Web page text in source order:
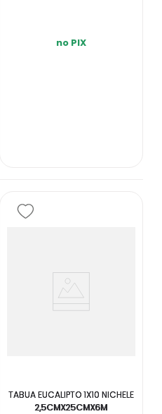
no PIX
TABUA EUCALIPTO 1X10 NICHELE
2,5CMX25CMX6M